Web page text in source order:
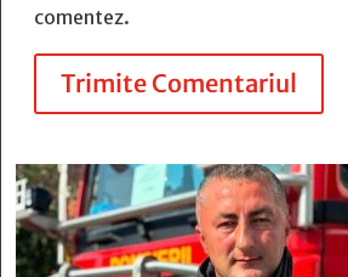
comentez.
Trimite Comentariul